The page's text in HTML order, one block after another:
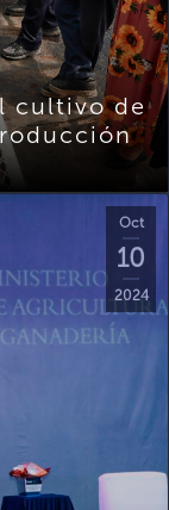
cultivo de
Oct
10
2024